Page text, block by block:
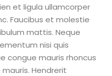
et ligula ullamcorper
Faucibus et molestie
mattis. Neque
nisi quis
congue mauris rhoncus
Hendrerit